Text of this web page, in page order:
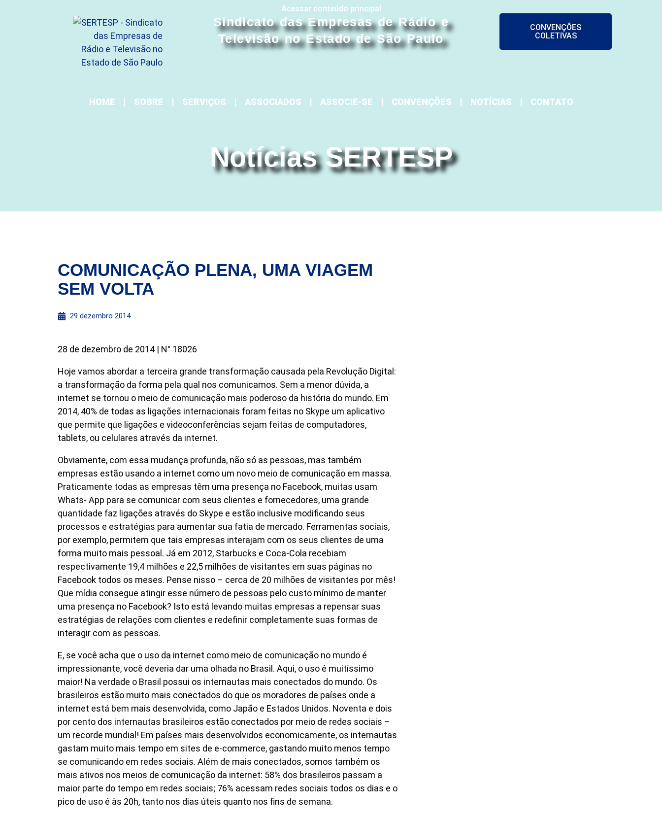
Acessar conteúdo principal
Sindicato das Empresas de Rádio e
Televisão no Estado de São Paulo
CONVENÇÕES
COLETIVAS
HOME SOBRE SERVIÇOS ASSOCIADOS ASSOCIE-SE CONVENÇÕES NOTÍCIAS CONTATO
Notícias SERTESP
COMUNICAÇÃO PLENA, UMA VIAGEM
SEM VOLTA
29 dezembro 2014
28 de dezembro de 2014 | N° 18026
Hoje vamos abordar a terceira grande transformação causada pela Revolução Digital:
a transformação da forma pela qual nos comunicamos. Sem a menor dúvida, a
internet se tornou o meio de comunicação mais poderoso da história do mundo. Em
2014, 40% de todas as ligações internacionais foram feitas no Skype um aplicativo
que permite que ligações e videoconferências sejam feitas de computadores,
tablets, ou celulares através da internet.
Obviamente, com essa mudança profunda, não só as pessoas, mas também
empresas estão usando a internet como um novo meio de comunicação em massa.
Praticamente todas as empresas têm uma presença no Facebook, muitas usam
Whats- App para se comunicar com seus clientes e fornecedores, uma grande
quantidade faz ligações através do Skype e estão inclusive modificando seus
processos e estratégias para aumentar sua fatia de mercado. Ferramentas sociais,
por exemplo, permitem que tais empresas interajam com os seus clientes de uma
forma muito mais pessoal. Já em 2012, Starbucks e Coca-Cola recebiam
respectivamente 19,4 milhões e 22,5 milhões de visitantes em suas páginas no
Facebook todos os meses. Pense nisso – cerca de 20 milhões de visitantes por mês!
Que mídia consegue atingir esse número de pessoas pelo custo mínimo de manter
uma presença no Facebook? Isto está levando muitas empresas a repensar suas
estratégias de relações com clientes e redefinir completamente suas formas de
interagir com as pessoas.
E, se você acha que o uso da internet como meio de comunicação no mundo é
impressionante, você deveria dar uma olhada no Brasil. Aqui, o uso é muitíssimo
maior! Na verdade o Brasil possui os internautas mais conectados do mundo. Os
brasileiros estão muito mais conectados do que os moradores de países onde a
internet está bem mais desenvolvida, como Japão e Estados Unidos. Noventa e dois
por cento dos internautas brasileiros estão conectados por meio de redes sociais –
um recorde mundial! Em países mais desenvolvidos economicamente, os internautas
gastam muito mais tempo em sites de e-commerce, gastando muito menos tempo
se comunicando em redes sociais. Além de mais conectados, somos também os
mais ativos nos meios de comunicação da internet: 58% dos brasileiros passam a
maior parte do tempo em redes sociais; 76% acessam redes sociais todos os dias e o
pico de uso é às 20h, tanto nos dias úteis quanto nos fins de semana.